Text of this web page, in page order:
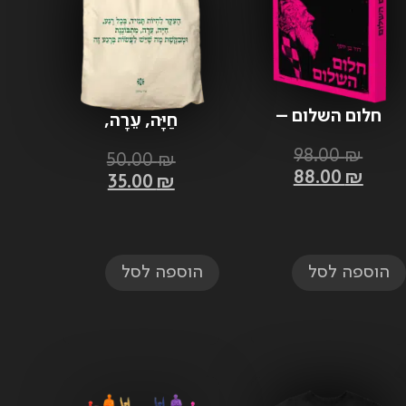
חלום השלום –
מהדורה חדשה
98.00₪
88.00 ₪
הוספה לסל
חַיָּה, עֵרָה,
וּמְבַקֶּשֶׁת
50.00₪
35.00 ₪
הוספה לסל